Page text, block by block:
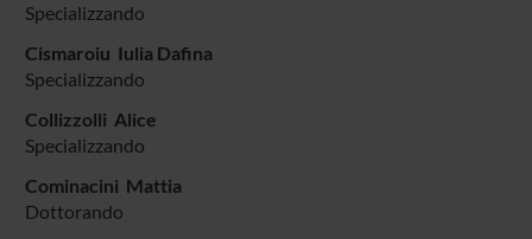
Specializzando
Cismaroiu Iulia Dafina
Specializzando
Collizzolli Alice
Specializzando
Cominacini Mattia
Dottorando